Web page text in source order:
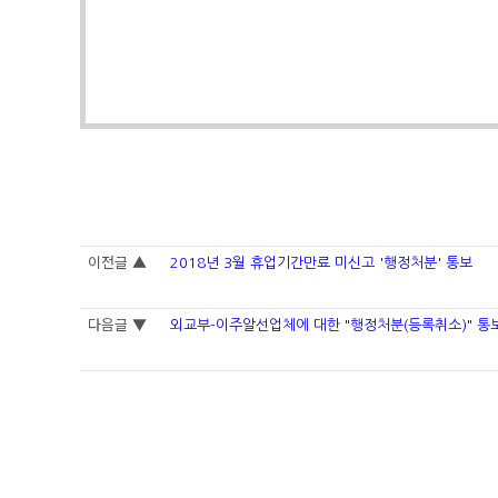
이전글 ▲ 2018년 3월 휴업기간만료 미신고 '행정처분' 통보
다음글 ▼ 외교부-이주알선업체에 대한 "행정처분(등록취소)" 통